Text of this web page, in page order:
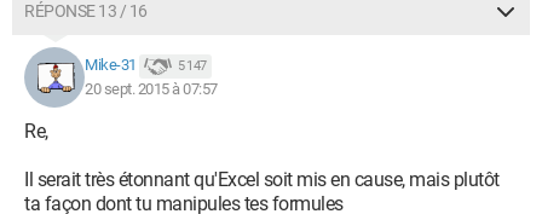
RÉPONSE 13 / 16
Mike-31 5 147
20 sept. 2015 à 07:57
Re,
Il serait très étonnant qu'Excel soit mis en cause, mais plutôt
ta façon dont tu manipules tes formules